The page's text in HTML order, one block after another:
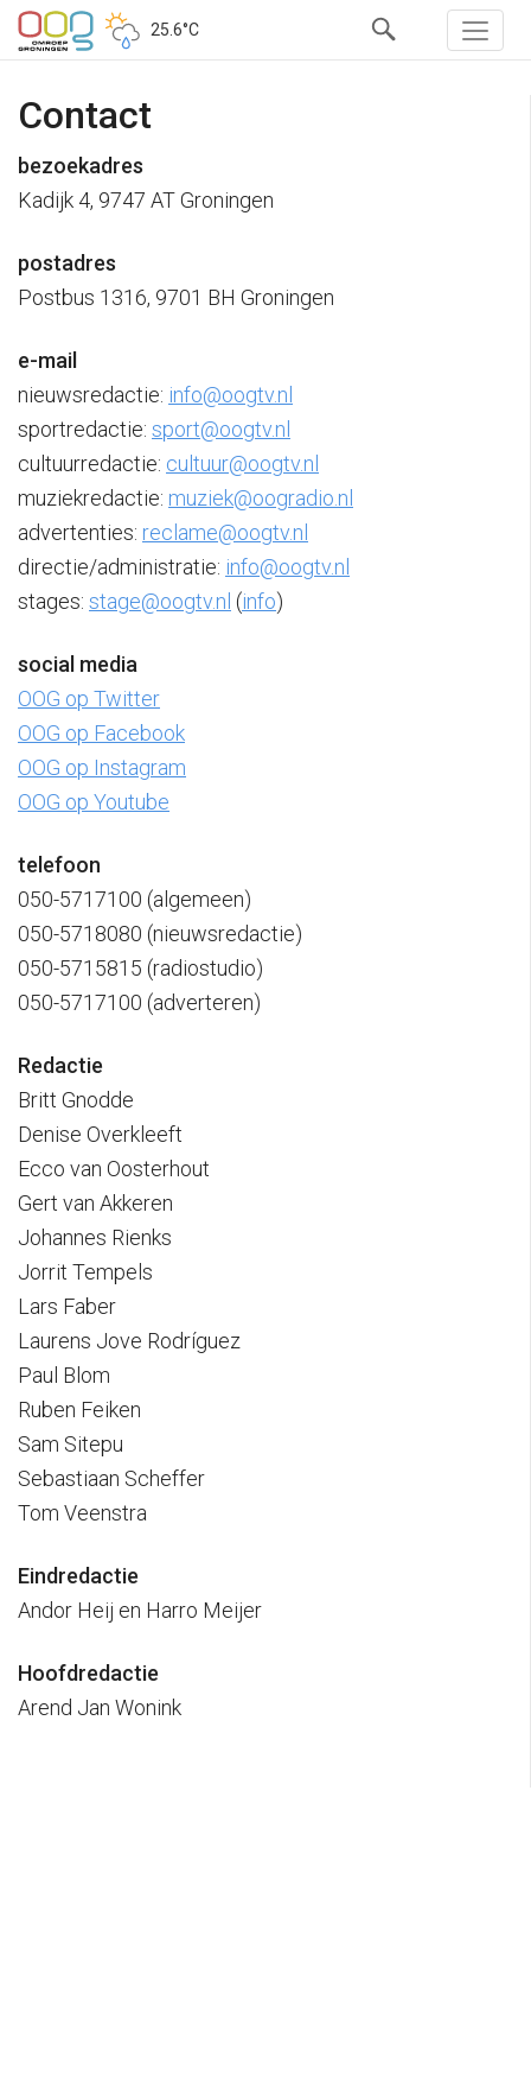
25.6°C
Contact
bezoekadres
Kadijk 4, 9747 AT Groningen
postadres
Postbus 1316, 9701 BH Groningen
e-mail
nieuwsredactie: info@oogtv.nl
sportredactie: sport@oogtv.nl
cultuurredactie: cultuur@oogtv.nl
muziekredactie: muziek@oogradio.nl
advertenties: reclame@oogtv.nl
directie/administratie: info@oogtv.nl
stages: stage@oogtv.nl (info)
social media
OOG op Twitter
OOG op Facebook
OOG op Instagram
OOG op Youtube
telefoon
050-5717100 (algemeen)
050-5718080 (nieuwsredactie)
050-5715815 (radiostudio)
050-5717100 (adverteren)
Redactie
Britt Gnodde
Denise Overkleeft
Ecco van Oosterhout
Gert van Akkeren
Johannes Rienks
Jorrit Tempels
Lars Faber
Laurens Jove Rodríguez
Paul Blom
Ruben Feiken
Sam Sitepu
Sebastiaan Scheffer
Tom Veenstra
Eindredactie
Andor Heij en Harro Meijer
Hoofdredactie
Arend Jan Wonink